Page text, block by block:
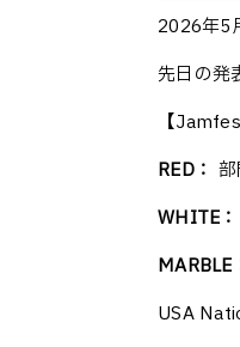
2026年5
先日の発
【
RED：
WHITE：
MARBLE
USA